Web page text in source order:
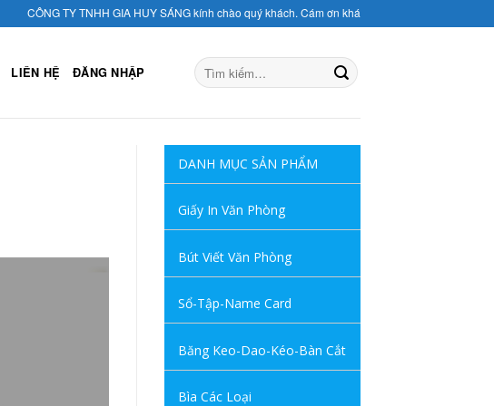
CÔNG TY TNHH GIA HUY SÁNG kính chào quý khách. Cám ơn khách hàng đã tin tưởng dụng
LIÊN HỆ ĐĂNG NHẬP
DANH MỤC SẢN PHẨM
Giấy In Văn Phòng
Bút Viết Văn Phòng
Sổ-Tập-Name Card
Băng Keo-Dao-Kéo-Bàn Cắt
Bìa Các Loại